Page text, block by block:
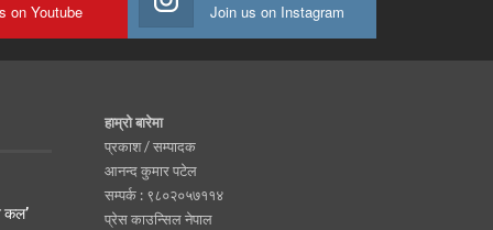
on Youtube Join us on Instagram
कल’
हाम्रो बारेमा
प्रकाश / सम्पादक
आनन्द कुमार पटेल
सम्पर्क : ९८०२०५७११४
प्रेस काउन्सिल नेपाल